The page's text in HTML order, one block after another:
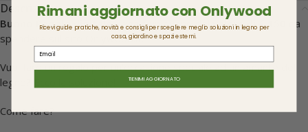
Descrizione
Buono Regalo digitale: regala un buono delvalore di € 150
da
spendere sul sito Onlywood.it!
Vuoi fare un regalo per un’occasione speciale ad un amante del
legno? Ecco la soluzione!
Come fare?
Rimani aggiornato con Onlywood
Ricevi guide pratiche, novità e consigli per scegliere meglio soluzioni in legno per
casa, giardino e spazi esterni.
TIENIMI AGGIORNATO